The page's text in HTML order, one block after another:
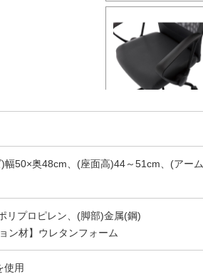
50×奥48cm、(座面高)44～51cm、(アーム
リプロピレン、(脚部)金属(鋼)
ン材】ウレタンフォーム
使用